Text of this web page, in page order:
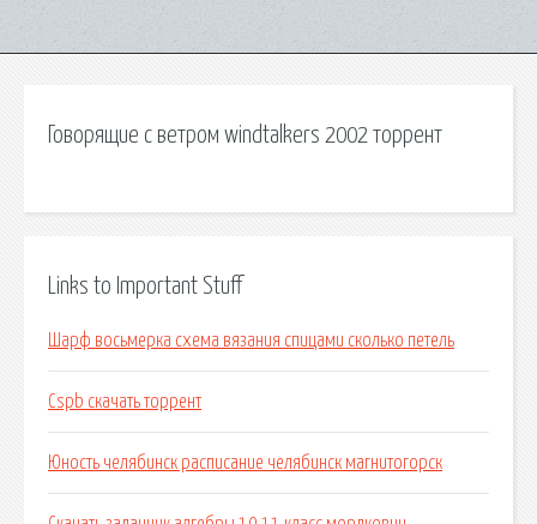
Говорящие с ветром windtalkers 2002 торрент
Links to Important Stuff
Шарф восьмерка схема вязания спицами сколько петель
Cspb скачать торрент
Юность челябинск расписание челябинск магнитогорск